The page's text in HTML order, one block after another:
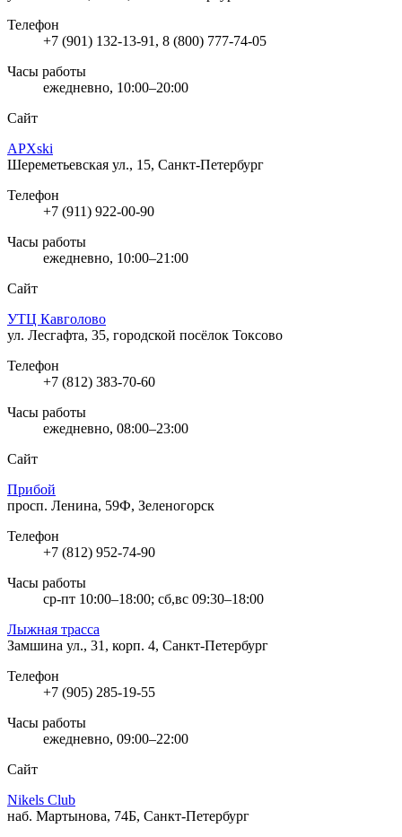
Телефон
+7 (901) 132-13-91, 8 (800) 777-74-05
Часы работы
ежедневно, 10:00–20:00
Сайт
APXski
Шереметьевская ул., 15, Санкт-Петербург
Телефон
+7 (911) 922-00-90
Часы работы
ежедневно, 10:00–21:00
Сайт
УТЦ Кавголово
ул. Лесгафта, 35, городской посёлок Токсово
Телефон
+7 (812) 383-70-60
Часы работы
ежедневно, 08:00–23:00
Сайт
Прибой
просп. Ленина, 59Ф, Зеленогорск
Телефон
+7 (812) 952-74-90
Часы работы
ср-пт 10:00–18:00; сб,вс 09:30–18:00
Лыжная трасса
Замшина ул., 31, корп. 4, Санкт-Петербург
Телефон
+7 (905) 285-19-55
Часы работы
ежедневно, 09:00–22:00
Сайт
Nikels Club
наб. Мартынова, 74Б, Санкт-Петербург